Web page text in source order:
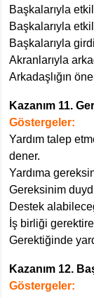
Başkalarıyla
Başkalarıyla
Başkalarıyla
Akranlarıyla
Arkadaşlığın
Kazanım 11.
Göstergeler:
Yardım talep
dener.
Yardıma
Gereksinim
Destek
İş birliği
Gerektiğinde
Kazanım 12.
Göstergeler: